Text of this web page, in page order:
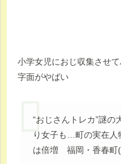
小学女児におじ収集させ
字面がやばい
“おじさんトレカ”謎
り女子も…町の実在
は倍増 福岡・香春町